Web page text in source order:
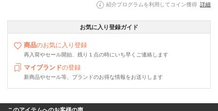
紹介プログラムを利用してコイン獲得 詳細
お気に入り登録ガイド
商品のお気に入り登録
再入荷やセール開始、残り１点の時にいち早くご連絡します
マイブランドの登録
新商品やセール等、ブランドのお得な情報をお送りします